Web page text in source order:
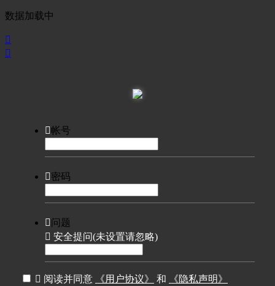
数据加载中


帐号
密码
问题
 安全提问(未设置请忽略)
 阅读并同意 《用户协议》 和 《隐私声明》